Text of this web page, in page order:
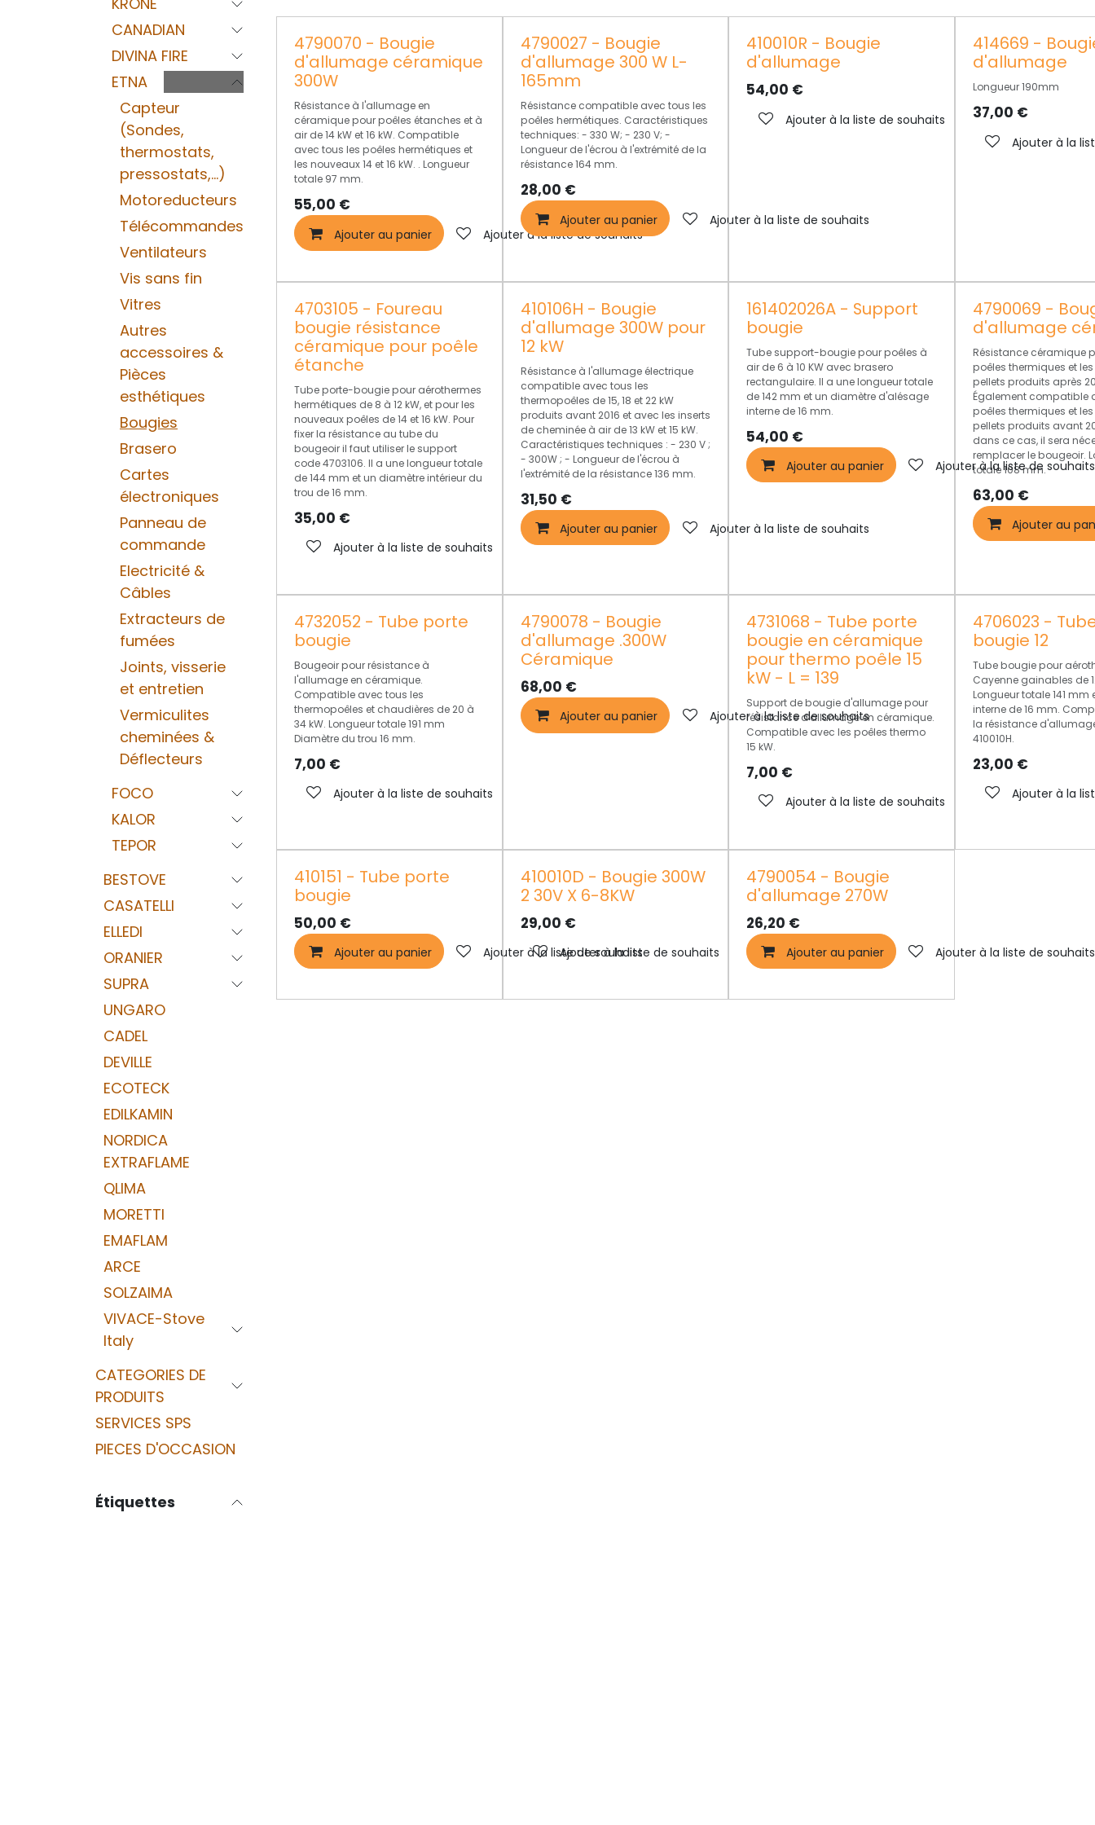
CANADIAN
DIVINA FIRE
ETNA
Capteur
(Sondes,
thermostats,
pressostats,...)
Motoreducteurs
Télécommandes
Ventilateurs
Vis sans fin
Vitres
Autres
accessoires &
Pièces
esthétiques
Bougies
Brasero
Cartes
électroniques
Panneau de
commande
Electricité &
Câbles
Extracteurs de
fumées
Joints, visserie
et entretien
Vermiculites
cheminées &
Déflecteurs
FOCO
KALOR
TEPOR
BESTOVE
CASATELLI
ELLEDI
ORANIER
SUPRA
UNGARO
CADEL
DEVILLE
ECOTECK
EDILKAMIN
NORDICA
EXTRAFLAME
QLIMA
MORETTI
EMAFLAM
ARCE
SOLZAIMA
VIVACE-Stove
Italy
CATEGORIES DE
PRODUITS
SERVICES SPS
PIECES D'OCCASION
Étiquettes
4790070 - Bougie
d'allumage céramique
300W
Résistance à l'allumage en
céramique pour poêles étanches et à
air de 14 kW et 16 kW. Compatible
avec tous les poêles hermétiques et
les nouveaux 14 et 16 kW. . Longueur
totale 97 mm.
55,00 €
Ajouter au panier Ajouter à la liste de souhaits
4790027 - Bougie
d'allumage 300 W L-
165mm
Résistance compatible avec tous les
poêles hermétiques. Caractéristiques
techniques: - 330 W; - 230 V; -
Longueur de l'écrou à l'extrémité de la
résistance 164 mm.
28,00 €
Ajouter au panier Ajouter à la liste de souhaits
410010R - Bougie
d'allumage
54,00 €
Ajouter à la liste de souhaits
414669 -
d'allumage
Longueur 190mm
37,00 €
Ajouter à la
4703105 - Foureau
bougie résistance
céramique pour poêle
étanche
Tube porte-bougie pour aérothermes
hermétiques de 8 à 12 kW, et pour les
nouveaux poêles de 14 et 16 kW. Pour
fixer la résistance au tube du
bougeoir il faut utiliser le support
code 4703106. Il a une longueur totale
de 144 mm et un diamètre intérieur du
trou de 16 mm.
35,00 €
Ajouter à la liste de souhaits
410106H - Bougie
d'allumage 300W pour
12 kW
Résistance à l'allumage électrique
compatible avec tous les
thermopoêles de 15, 18 et 22 kW
produits avant 2016 et avec les inserts
de cheminée à air de 13 kW et 15 kW.
Caractéristiques techniques : - 230 V ;
- 300W ; - Longueur de l'écrou à
l'extrémité de la résistance 136 mm.
31,50 €
Ajouter au panier Ajouter à la liste de souhaits
161402026A - Support
bougie
Tube support-bougie pour poêles à
air de 6 à 10 KW avec brasero
rectangulaire. Il a une longueur totale
de 142 mm et un diamètre d'alésage
interne de 16 mm.
54,00 €
Ajouter au panier Ajouter à la liste de souhaits
4790069 -
d'allumage
Résistance céramique
poêles thermiques et
pellets produits après
Également compatible
poêles thermiques et
pellets produits avant
dans ce cas, il sera
remplacer le bougeoir.
totale 108 mm.
63,00 €
Ajouter au
4732052 - Tube porte
bougie
Bougeoir pour résistance à
l'allumage en céramique.
Compatible avec tous les
thermopoêles et chaudières de 20 à
34 kW. Longueur totale 191 mm
Diamètre du trou 16 mm.
7,00 €
Ajouter à la liste de souhaits
4790078 - Bougie
d'allumage .300W
Céramique
68,00 €
Ajouter au panier Ajouter à la liste de souhaits
4731068 - Tube porte
bougie en céramique
pour thermo poêle 15
kW - L = 139
Support de bougie d'allumage pour
résistance d'allumage en céramique.
Compatible avec les poêles thermo
15 kW.
7,00 €
Ajouter à la liste de souhaits
4706023 -
bougie 12
Tube bougie pour
Cayenne gainables de
Longueur totale 141 mm
interne de 16 mm.
la résistance
410010H.
23,00 €
Ajouter à la
410151 - Tube porte
bougie
50,00 €
Ajouter au panier Ajouter à la liste de souhaits
410010D - Bougie 300W
2 30V X 6-8KW
29,00 €
Ajouter à la liste de souhaits
4790054 - Bougie
d'allumage 270W
26,20 €
Ajouter au panier Ajouter à la liste de souhaits